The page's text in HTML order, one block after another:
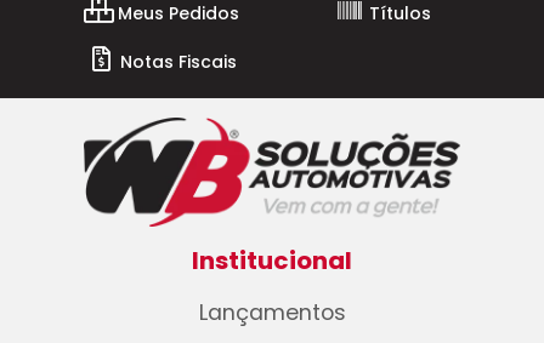
Meus Pedidos
Títulos
Notas Fiscais
Institucional
Lançamentos